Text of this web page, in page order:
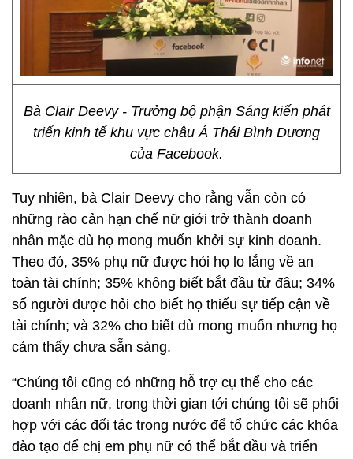
Bà Clair Deevy - Trưởng bộ phận Sáng kiến phát
triển kinh tế khu vực châu Á Thái Bình Dương
của Facebook.
Tuy nhiên, bà Clair Deevy cho rằng vẫn còn có
những rào cản hạn chế nữ giới trở thành doanh
nhân mặc dù họ mong muốn khởi sự kinh doanh.
Theo đó, 35% phụ nữ được hỏi họ lo lắng về an
toàn tài chính; 35% không biết bắt đầu từ đâu; 34%
số người được hỏi cho biết họ thiếu sự tiếp cận về
tài chính; và 32% cho biết dù mong muốn nhưng họ
cảm thấy chưa sẵn sàng.
“Chúng tôi cũng có những hỗ trợ cụ thể cho các
doanh nhân nữ, trong thời gian tới chúng tôi sẽ phối
hợp với các đối tác trong nước để tổ chức các khóa
đào tạo để chị em phụ nữ có thể bắt đầu và triển